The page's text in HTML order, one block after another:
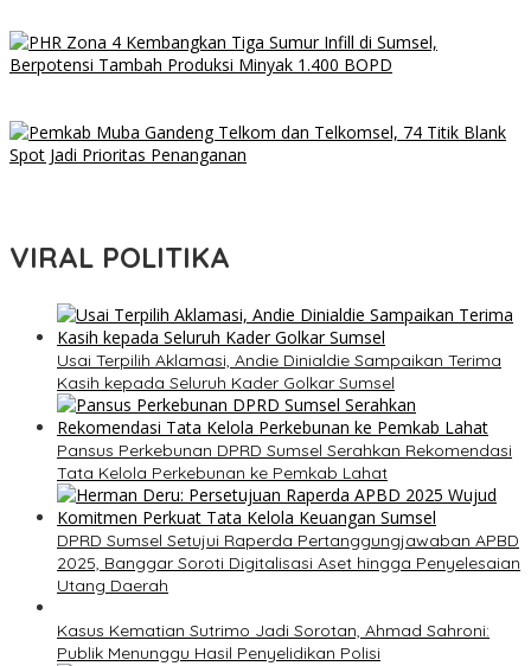
VIRAL POLITIKA
Usai Terpilih Aklamasi, Andie Dinialdie Sampaikan Terima
Kasih kepada Seluruh Kader Golkar Sumsel
Pansus Perkebunan DPRD Sumsel Serahkan Rekomendasi
Tata Kelola Perkebunan ke Pemkab Lahat
DPRD Sumsel Setujui Raperda Pertanggungjawaban APBD
2025, Banggar Soroti Digitalisasi Aset hingga Penyelesaian
Utang Daerah
Kasus Kematian Sutrimo Jadi Sorotan, Ahmad Sahroni:
Publik Menunggu Hasil Penyelidikan Polisi